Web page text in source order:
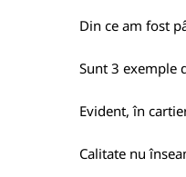
Din ce am fost
Sunt 3 exemple
Evident, în
Calitate nu